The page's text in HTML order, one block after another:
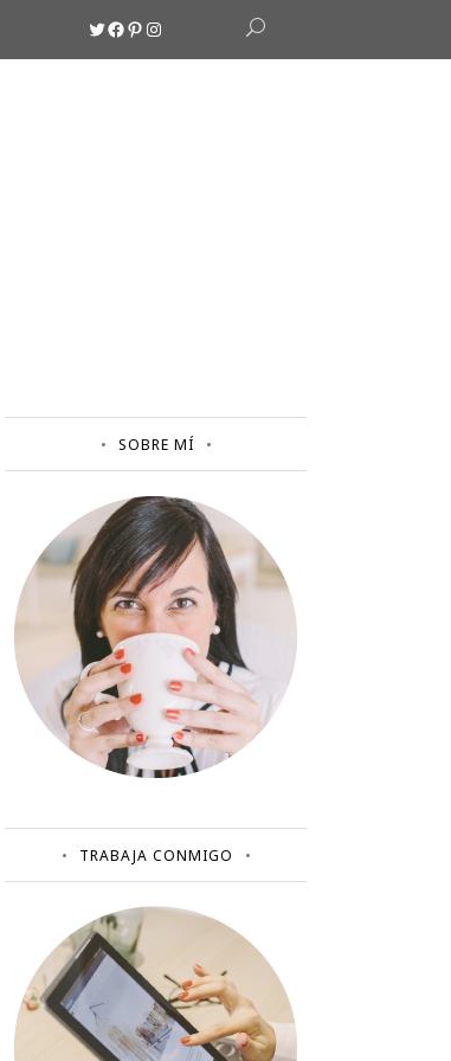
Twitter
Facebook
Pinterest
Instagram
SOBRE MÍ
TRABAJA CONMIGO